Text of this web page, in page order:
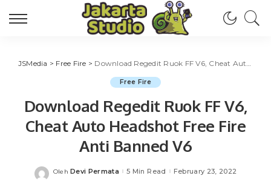
JSMedia > Free Fire > Download Regedit Ruok FF V6, Cheat Auto Headshot Free Fire Anti Banned V6
Free Fire
Download Regedit Ruok FF V6,
Cheat Auto Headshot Free Fire
Anti Banned V6
Posted
Oleh Devi Permata 5 Min Read February 23, 2022